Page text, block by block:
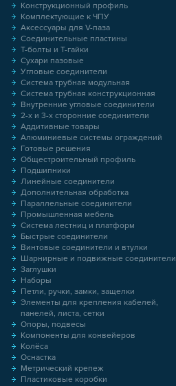
Конструкционный профиль
Комплектующие к ЧПУ
Аксессуары для V-паза
Соединительные пластины
Т-болты и Т-гайки
Сухари пазовые
Угловые соединители
Система трубная модульная
Система трубная конструкционная
Внутренние угловые соединители
2-х и 3-х сторонние соединители
Аддитивные товары
Алюминиевые системы ограждений
Готовые решения
Общестроительный профиль
Подшипники
Линейные соединители
Дополнительная обработка
Параллельные соединители
Промышленная мебель
Система лестниц и платформ
Быстрые соединители
Винтовые соединители и втулки
Шарнирные и подвижные соединители
Заглушки
Наборы
Петли, ручки, замки, защелки
Элементы для крепления кабелей,
панелей, листа, сетки
Опоры, подвесы
Компоненты для конвейеров
Колёса
Оснастка
Метрический крепеж
Пластиковые коробки